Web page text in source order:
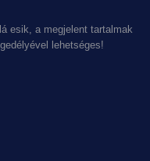
esik, a megjelent tartalmak
lehetséges!